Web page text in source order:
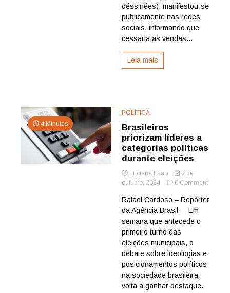
déssinées), manifestou-se
publicamente nas redes
sociais, informando que
cessaria as vendas...
Leia mais
4 Minutes
POLÍTICA
Brasileiros
priorizam líderes a
categorias políticas
durante eleições
Luciana Leão
3 de
outubro, 2024
0 Commenton
Rafael Cardoso – Repórter
da Agência Brasil Em
semana que antecede o
primeiro turno das
eleições municipais, o
debate sobre ideologias e
posicionamentos políticos
na sociedade brasileira
volta a ganhar destaque.